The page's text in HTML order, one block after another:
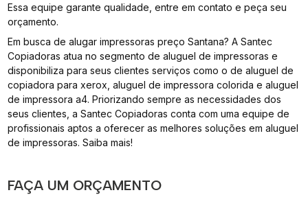
Essa equipe garante qualidade, entre em contato e peça seu
orçamento.
Em busca de alugar impressoras preço Santana? A Santec
Copiadoras atua no segmento de aluguel de impressoras e
disponibiliza para seus clientes serviços como o de aluguel de
copiadora para xerox, aluguel de impressora colorida e aluguel
de impressora a4. Priorizando sempre as necessidades dos
seus clientes, a Santec Copiadoras conta com uma equipe de
profissionais aptos a oferecer as melhores soluções em aluguel
de impressoras. Saiba mais!
FAÇA UM ORÇAMENTO